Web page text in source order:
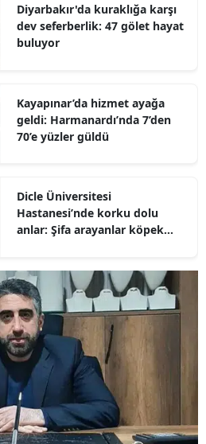
Diyarbakır'da kuraklığa karşı
dev seferberlik: 47 gölet hayat
buluyor
Kayapınar’da hizmet ayağa
geldi: Harmanardı’nda 7’den
70’e yüzler güldü
Dicle Üniversitesi
Hastanesi’nde korku dolu
anlar: Şifa arayanlar köpek